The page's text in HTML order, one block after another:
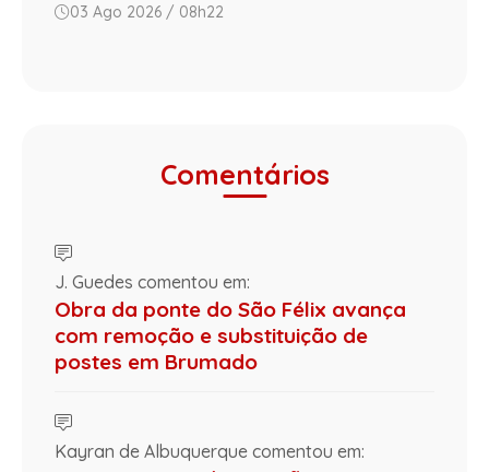
03 Ago 2026 / 08h22
Comentários
J. Guedes comentou em:
Obra da ponte do São Félix avança
com remoção e substituição de
postes em Brumado
Kayran de Albuquerque comentou em: